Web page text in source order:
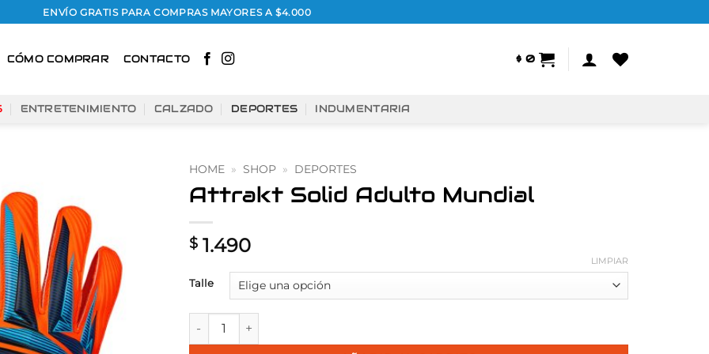
ENVÍO GRATIS PARA COMPRAS MAYORES A $4.000
CÓMO COMPRAR CONTACTO $ 0
ENTRETENIMIENTO CALZADO DEPORTES INDUMENTARIA
deseos
HOME » SHOP » DEPORTES
Attrakt Solid Adulto Mundial
$ 1.490
Talle
LIMPIAR
Attrakt Solid Adulto Mundial cantidad